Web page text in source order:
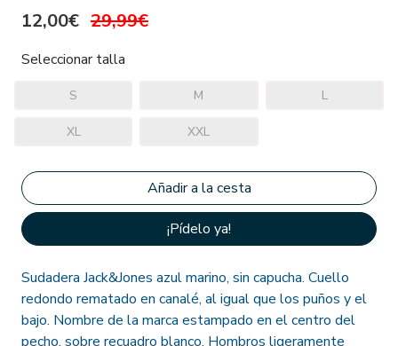
12,00€ 29,99€
Seleccionar talla
S M L
XL XXL
¡Pídelo ya!
Sudadera Jack&Jones azul marino, sin capucha. Cuello
redondo rematado en canalé, al igual que los puños y el
bajo. Nombre de la marca estampado en el centro del
pecho, sobre recuadro blanco. Hombros ligeramente